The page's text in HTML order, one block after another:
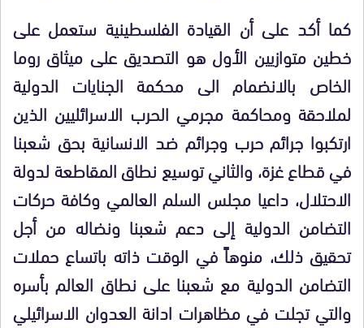
كما أكد على أن القيادة الفلسطينية ستعمل على
خطين متوازيين الأول هو التصديق على ميثاق روما
الخاص بالانضمام الى محكمة الجنايات الدولية
لملاحقة ومحاكمة مجرمي الحرب الاسرائليين الذين
ارتكبوا جرائم حرب وجرائم ضد الانسانية بحق شعبنا
في قطاع غزة، والثاني توسيع نطاق المقاطعة لدولة
الاحتلال، داعيا مجلس السلم العالمي وكافة حركات
التضامن الدولية إلى دعم شعبنا ونضاله من أجل
تحقيق ذلك، منوهاً في الوقت ذاته باتساع حملات
التضامن الدولية مع شعبنا على نطاق العالم بأسره
والتي تجلت في مظاهرات ادانة العدوان الاسرائيلي